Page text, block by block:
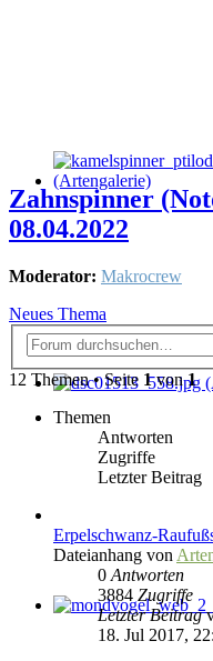
Zahnspinner
08.04.2022
Moderator: Makrocrew
Neues Thema
12 Themen • Seite 1von1
Themen
Antworten
Zugriffe
Letzter Beitrag
Erpelschwanz-
Dateianhang von
0 Antworten
3884 Zugriffe
Letzter Beitrag
18. Jul 2017,